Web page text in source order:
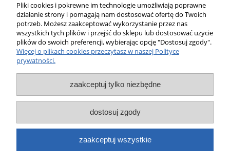
Opinie o produkcie (0)
Pomoc
Moje konto
Płatności i dostawa
Informacje
Pliki cookies i pokrewne im technologie umożliwiają poprawne
działanie strony i pomagają nam dostosować ofertę do Twoich
potrzeb. Możesz zaakceptować wykorzystanie przez nas
wszystkich tych plików i przejść do sklepu lub dostosować użycie
plików do swoich preferencji, wybierając opcję "Dostosuj zgody".
Więcej o plikach cookies przeczytasz w naszej Polityce
prywatności.
zaakceptuj tylko niezbędne
dostosuj zgody
zaakceptuj wszystkie